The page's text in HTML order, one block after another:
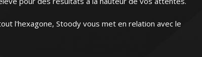
l'hexagone, Stoody vous met en relation avec le